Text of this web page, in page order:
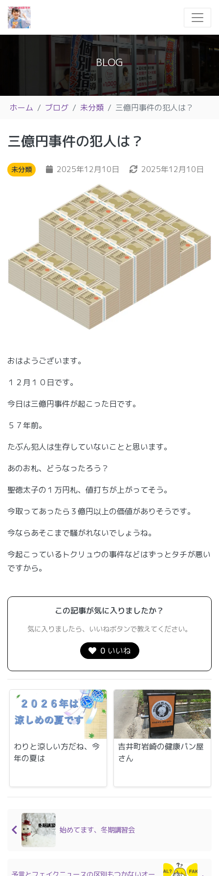
BLOG
ホーム ブログ 未分類 三億円事件の犯人は？
三億円事件の犯人は？
未分類 2025年12月10日 2025年12月10日
おはようございます。
１２月１０日です。
今日は三億円事件が起こった日です。
５７年前。
たぶん犯人は生存していないことと思います。
あのお札、どうなったろう？
聖徳太子の１万円札、値打ちが上がってそう。
今取ってあったら３億円以上の価値がありそうです。
今ならあそこまで騒がれないでしょうね。
今起こっているトクリュウの事件などはずっとタチが悪い
ですから。
この記事が気に入りましたか？
気に入りましたら、いいねボタンで教えてください。
0 いいね
わりと涼しい方だね、今
年の夏は
吉井町岩崎の健康パン屋
さん
始めてます、冬期講習会